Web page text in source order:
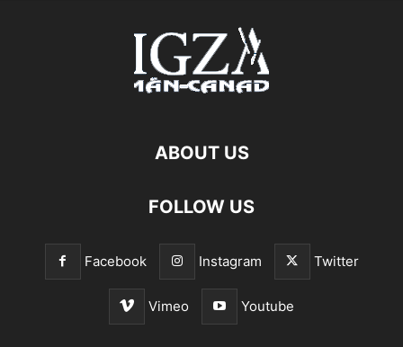
ABOUT US
FOLLOW US
Facebook Instagram Twitter
Vimeo Youtube